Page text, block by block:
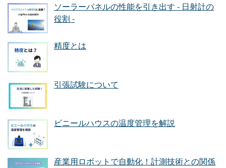
ソーラーパネルの性能を引き出す - 日射計の
役割 -
精度とは
引張試験について
ビニールハウスの温度管理を解説
産業用ロボットで自動化！計測技術との関係